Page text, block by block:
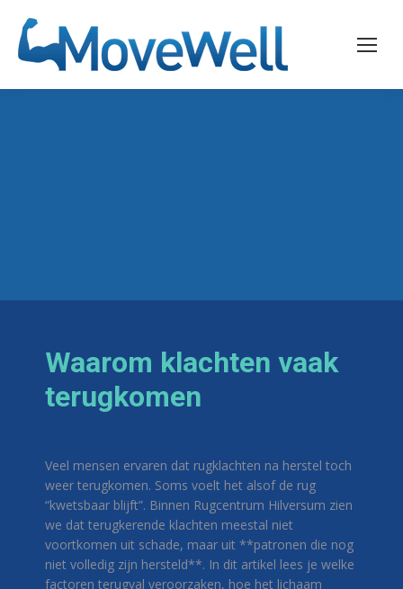
Waarom klachten vaak
terugkomen
Veel mensen ervaren dat rugklachten na herstel toch
weer terugkomen. Soms voelt het alsof de rug
“kwetsbaar blijft”. Binnen Rugcentrum Hilversum zien
we dat terugkerende klachten meestal niet
voortkomen uit schade, maar uit **patronen die nog
niet volledig zijn hersteld**. In dit artikel lees je welke
factoren terugval veroorzaken, hoe het lichaam